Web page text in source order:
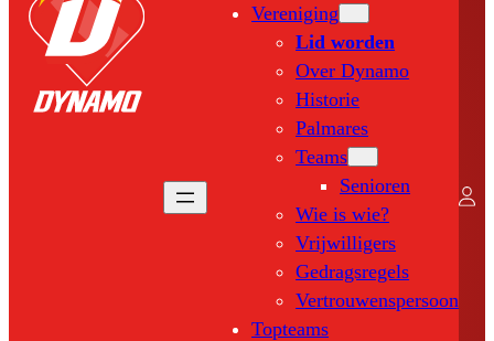
inhoud
Vereniging
Lid worden
Over Dynamo
Historie
Palmares
Teams
Senioren
Wie is wie?
Vrijwilligers
Gedragsregels
Vertrouwenspersoon
Topteams